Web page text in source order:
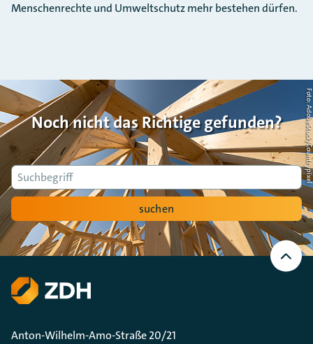
Menschenrechte und Umweltschutz mehr bestehen dürfen.
Noch nicht das Richtige gefunden?
Suche
suchen
Foto: AdobeStock/Countrypixel
Nach
oben
Scrollen
Anton-Wilhelm-Amo-Straße 20/21